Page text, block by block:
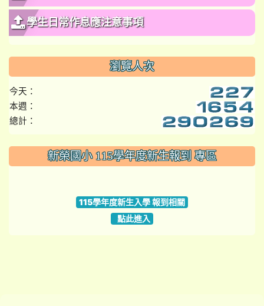
學生日常作息應注意事項
瀏覽人次
今天：
本週：
總計：
::: 新榮國小 115學年度新生報到 專區
115學年度新生入學 報到相關
點此進入